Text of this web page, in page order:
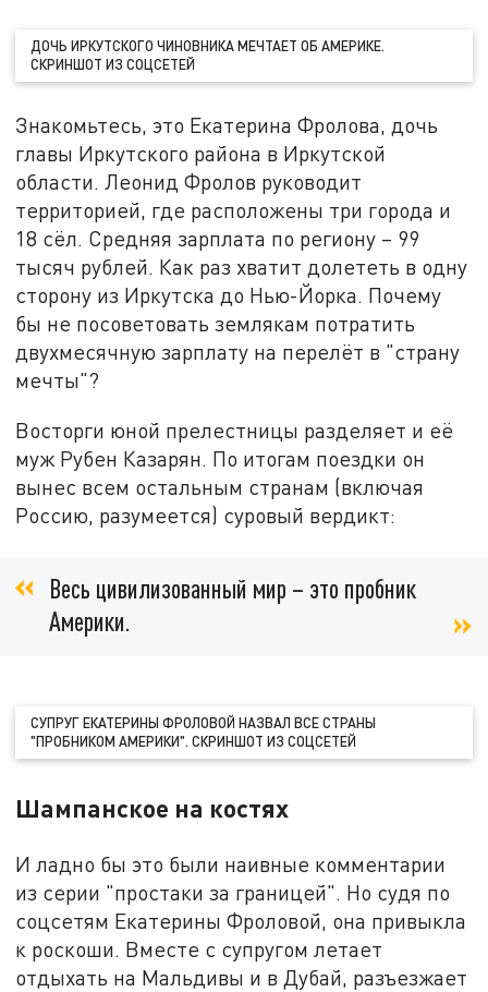
ДОЧЬ ИРКУТСКОГО ЧИНОВНИКА МЕЧТАЕТ ОБ АМЕРИКЕ.
СКРИНШОТ ИЗ СОЦСЕТЕЙ
Знакомьтесь, это Екатерина Фролова, дочь
главы Иркутского района в Иркутской
области. Леонид Фролов руководит
территорией, где расположены три города и
18 сёл. Средняя зарплата по региону – 99
тысяч рублей. Как раз хватит долететь в одну
сторону из Иркутска до Нью-Йорка. Почему
бы не посоветовать землякам потратить
двухмесячную зарплату на перелёт в "страну
мечты"?
Восторги юной прелестницы разделяет и её
муж Рубен Казарян. По итогам поездки он
вынес всем остальным странам (включая
Россию, разумеется) суровый вердикт:
Весь цивилизованный мир – это пробник
Америки.
СУПРУГ ЕКАТЕРИНЫ ФРОЛОВОЙ НАЗВАЛ ВСЕ СТРАНЫ
"ПРОБНИКОМ АМЕРИКИ". СКРИНШОТ ИЗ СОЦСЕТЕЙ
Шампанское на костях
И ладно бы это были наивные комментарии
из серии "простаки за границей". Но судя по
соцсетям Екатерины Фроловой, она привыкла
к роскоши. Вместе с супругом летает
отдыхать на Мальдивы и в Дубай, разъезжает